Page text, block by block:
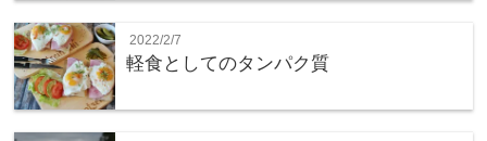
2022/2/7
軽食としてのタンパク質